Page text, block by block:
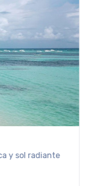
en las cálidas